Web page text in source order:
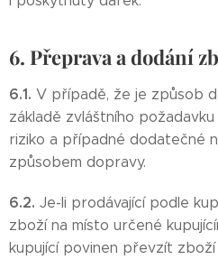
6. Přeprava a dodání
6.1. V případě, že je způsob
základě zvláštního
riziko a případné dodatečné
způsobem dopravy.
6.2. Je-li prodávající podle
zboží na místo určené
kupující povinen převzít zboží